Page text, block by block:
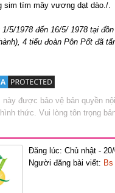
sim tím mây vương dạt dào./.
5/1978 đến 16/5/ 1978 tại
4 tiểu đoàn Pôn Pốt đã
này được bảo vệ bản quyền
thức. Vui lòng tôn trọng
Đăng lúc: Chủ nhật -
Người đăng bài viết: